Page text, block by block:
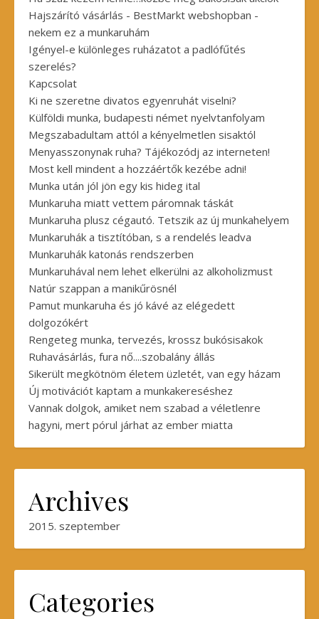
Hajszárító vásárlás - BestMarkt webshopban -
nekem ez a munkaruhám
Igényel-e különleges ruházatot a padlófűtés
szerelés?
Kapcsolat
Ki ne szeretne divatos egyenruhát viselni?
Külföldi munka, budapesti német nyelvtanfolyam
Megszabadultam attól a kényelmetlen sisaktól
Menyasszonynak ruha? Tájékozódj az interneten!
Most kell mindent a hozzáértők kezébe adni!
Munka után jól jön egy kis hideg ital
Munkaruha miatt vettem páromnak táskát
Munkaruha plusz cégautó. Tetszik az új munkahelyem
Munkaruhák a tisztítóban, s a rendelés leadva
Munkaruhák katonás rendszerben
Munkaruhával nem lehet elkerülni az alkoholizmust
Natúr szappan a manikűrösnél
Pamut munkaruha és jó kávé az elégedett
dolgozókért
Rengeteg munka, tervezés, krossz bukósisakok
Ruhavásárlás, fura nő....szobalány állás
Sikerült megkötnöm életem üzletét, van egy házam
Új motivációt kaptam a munkakereséshez
Vannak dolgok, amiket nem szabad a véletlenre
hagyni, mert pórul járhat az ember miatta
Archives
2015. szeptember
Categories